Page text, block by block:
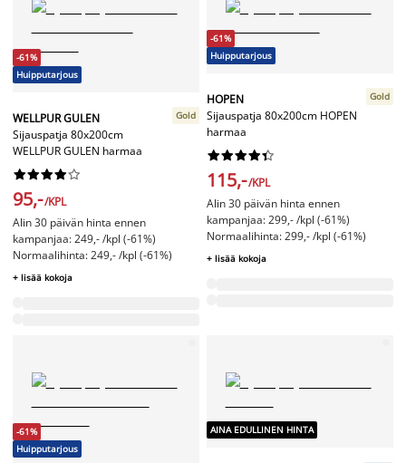
-61%
Huipputarjous
WELLPUR GULEN
Sijauspatja 80x200cm
WELLPUR GULEN harmaa
Gold






95,-/KPL
Alin 30 päivän hinta ennen
kampanjaa: 249,- /kpl (-61%)
Normaalihinta: 249,- /kpl (-61%)
+ lisää kokoja
-61%
Huipputarjous
HOPEN
Sijauspatja 80x200cm HOPEN
harmaa
Gold






115,-/KPL
Alin 30 päivän hinta ennen
kampanjaa: 299,- /kpl (-61%)
Normaalihinta: 299,- /kpl (-61%)
+ lisää kokoja
-61%
Huipputarjous
AINA EDULLINEN HINTA